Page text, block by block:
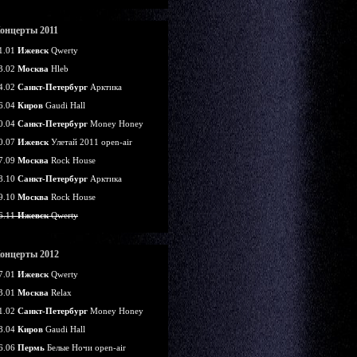
2011
Ижевск Qwerty
Москва Hleb
Санкт-Петербург Арктика
Киров Gaudi Hall
Санкт-Петербург Money Honey
Ижевск Улетай 2011 open-air
Москва Rock House
Санкт-Петербург Арктика
Москва Rock House
ИжевскQwerty
2012
Ижевск Qwerty
Москва Relax
Санкт-Петербург Money Honey
Киров Gaudi Hall
Пермь Белые Ночи open-air